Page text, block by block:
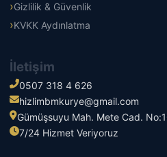
Gizlilik & Güvenlik
KVKK Aydınlatma
İletişim
0507 318 4 626
hizlimbmkurye@gmail.com
Gümüşsuyu Mah. Mete Cad.
7/24 Hizmet Veriyoruz